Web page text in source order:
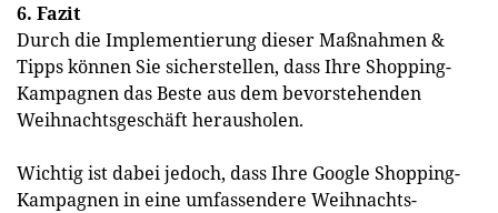
6. Fazit
Durch die Implementierung dieser Maßnahmen &
Tipps können Sie sicherstellen, dass Ihre Shopping-
Kampagnen das Beste aus dem bevorstehenden
Weihnachtsgeschäft herausholen.
Wichtig ist dabei jedoch, dass Ihre Google Shopping-
Kampagnen in eine umfassendere Weihnachts-